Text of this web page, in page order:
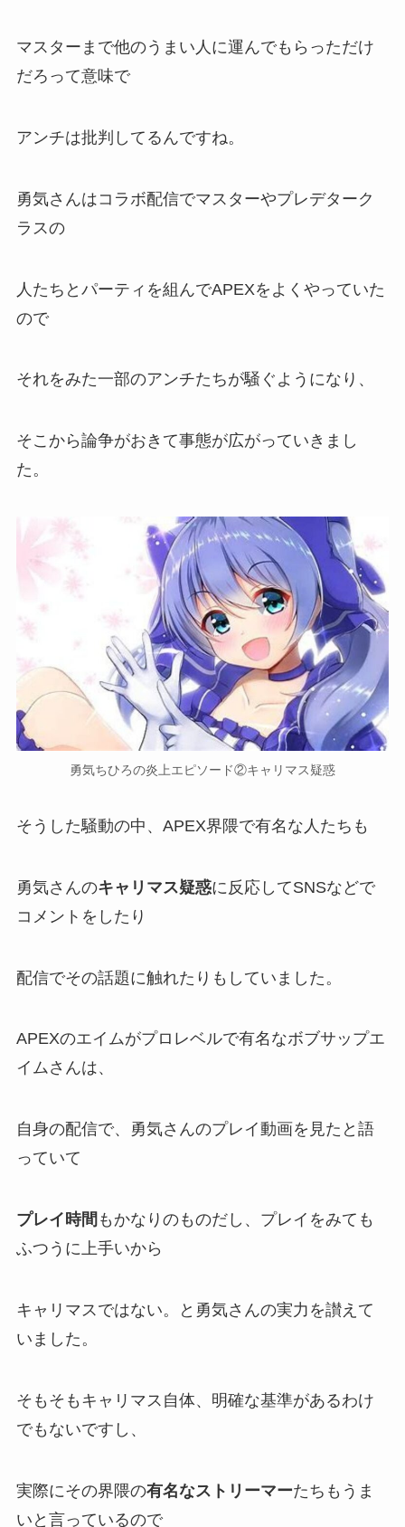
マスターまで他のうまい人に運んでもらっただけ
だろ って意味で
アンチは批判してるんですね。
勇気さんはコラボ配信でマスターやプレデターク
ラスの
人たちと パーティを組んでAPEXをよくやっていた
ので
それをみた一部のアンチたちが騒ぐようになり、
そこから論争がおきて事態が広がっていきまし
た。
勇気ちひろの炎上エピソード②キャリマス疑惑
そうした騒動の中、APEX界隈で有名な人たちも
勇気さんのキャリマス疑惑に反応してSNSなどで
コメント をしたり
配信でその話題に触れたりもしていました。
APEXのエイムがプロレベルで有名なボブサップエ
イムさんは、
自身の配信で、勇気さんのプレイ動画を見たと語
っていて
プレイ時間 もかなりのものだし、プレイをみても
ふつうに上手いから
キャリマスではない。
と勇気さんの実力を讃えて
いました。
そもそもキャリマス自体、明確な基準があるわけ
でもないですし、
実際にその界隈の有名なストリーマーたちもうま
いと言っているので